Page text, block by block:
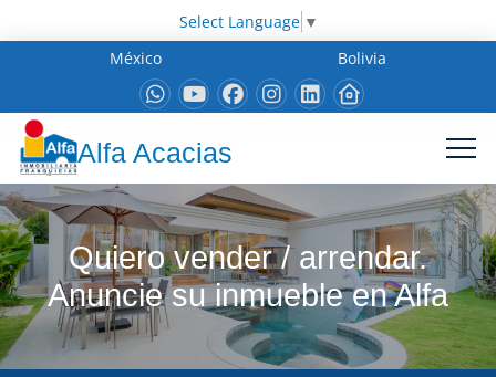
Select Language ▼
México
Bolivia
Alfa Acacias
Quiero vender / arrendar.
Anuncie su inmueble en Alfa